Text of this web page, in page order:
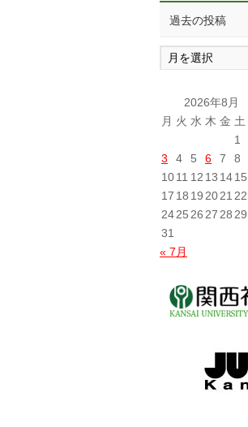
過去の投稿
過
去
2026年8月
月 火 水 木 金 土
1
3
4 5 6 7 8
1011 12 13 1415
17 18 19 2021 22
2425 26 27 28 29
31
« 7月